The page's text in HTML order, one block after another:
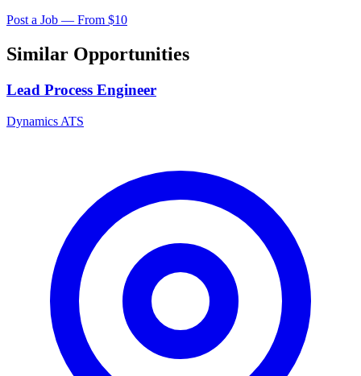
Post a Job — From $10
Similar Opportunities
Lead Process Engineer
Dynamics ATS